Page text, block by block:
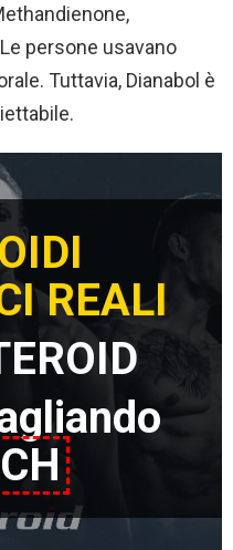
persone usavano
Tuttavia, Dianabol è
REALI